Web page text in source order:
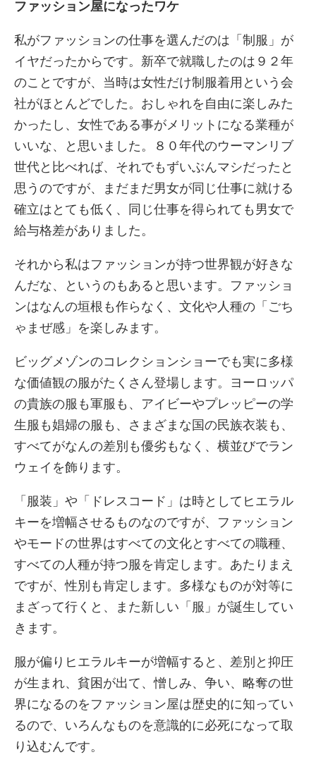
ファッション屋になったワケ
私がファッションの仕事を選んだのは「制服」が
イヤだったからです。新卒で就職したのは９２年
のことですが、当時は女性だけ制服着用という会
社がほとんどでした。おしゃれを自由に楽しみた
かったし、女性である事がメリットになる業種が
いいな、と思いました。８０年代のウーマンリブ
世代と比べれば、それでもずいぶんマシだったと
思うのですが、まだまだ男女が同じ仕事に就ける
確立はとても低く、同じ仕事を得られても男女で
給与格差がありました。
それから私はファッションが持つ世界観が好きな
んだな、というのもあると思います。ファッショ
ンはなんの垣根も作らなく、文化や人種の「ごち
ゃまぜ感」を楽しみます。
ビッグメゾンのコレクションショーでも実に多様
な価値観の服がたくさん登場します。ヨーロッパ
の貴族の服も軍服も、アイビーやプレッピーの学
生服も娼婦の服も、さまざまな国の民族衣装も、
すべてがなんの差別も優劣もなく、横並びでラン
ウェイを飾ります。
「服装」や「ドレスコード」は時としてヒエラル
キーを増幅させるものなのですが、ファッション
やモードの世界はすべての文化とすべての職種、
すべての人種が持つ服を肯定します。あたりまえ
ですが、性別も肯定します。多様なものが対等に
まざって行くと、また新しい「服」が誕生してい
きます。
服が偏りヒエラルキーが増幅すると、差別と抑圧
が生まれ、貧困が出て、憎しみ、争い、略奪の世
界になるのをファッション屋は歴史的に知ってい
るので、いろんなものを意識的に必死になって取
り込むんです。